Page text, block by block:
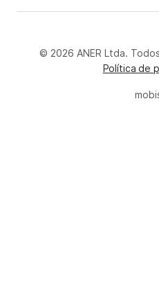
© 2026 ANER Ltda.
Política de